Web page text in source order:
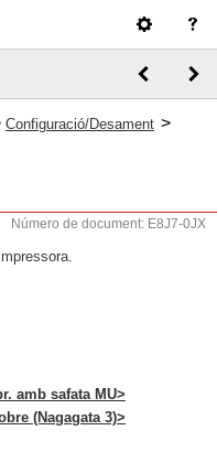
Configuració/Desament >
Número de document: E8J7-0JX
amb safata MU>
(Nagagata 3)>